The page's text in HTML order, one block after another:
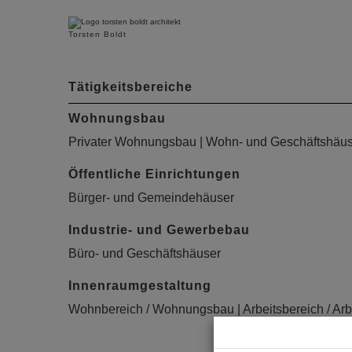
Torsten Boldt
Tätigkeitsbereiche
Wohnungsbau
Privater Wohnungsbau | Wohn- und
Öffentliche Einrichtungen
Bürger- und Gemeindehäuser
Industrie- und Gewerbebau
Büro- und Geschäftshäuser
Innenraumgestaltung
Wohnbereich / Wohnungsbau | Arbeitsbereich /